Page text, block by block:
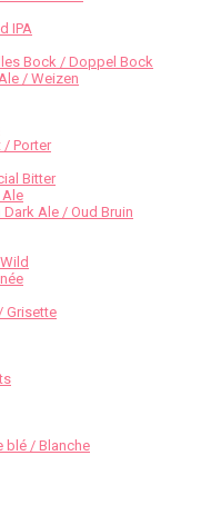
IPA
Bock / Doppel Bock
/ Weizen
/ Porter
Bitter
Ale / Oud Bruin
Grisette
blé / Blanche